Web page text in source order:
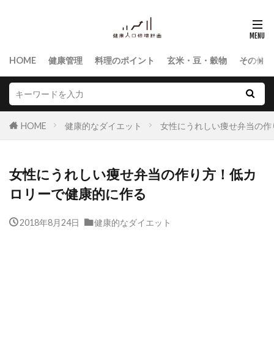
HOME 健康管理 料理のポイント 玄米・豆・穀物 その他
HOME 健康的なダイエット 女性にうれしい痩せ弁当の
女性にうれしい痩せ弁当の作り方！低カ
ロリーで健康的に作る
2018年8月24日 健康的なダイエット